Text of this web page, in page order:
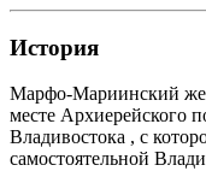
История
Марфо-Мариинский
месте Архиерейского
Владивостока , с
самостоятельной